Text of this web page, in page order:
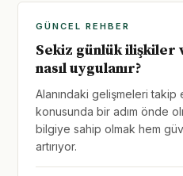
GÜNCEL REHBER
Sekiz günlük ilişkiler
nasıl uygulanır?
Alanındaki gelişmeleri takip
konusunda bir adım önde
bilgiye sahip olmak hem
artırıyor.